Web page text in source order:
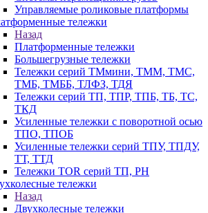
Управляемые роликовые платформы
тележки
Назад
Платформенные тележки
Большегрузные тележки
Тележки серий ТМмини, ТММ, ТМС,
ТМБ, ТМББ, ТЛФЗ, ТДЯ
Тележки серий ТП, ТПР, ТПБ, ТБ, ТС,
ТКД
Усиленные тележки с поворотной осью
ТПО, ТПОБ
Усиленные тележки серий ТПУ, ТПДУ,
ТТ, ТТД
Тележки TOR серий ТП, PH
тележки
Назад
Двухколесные тележки